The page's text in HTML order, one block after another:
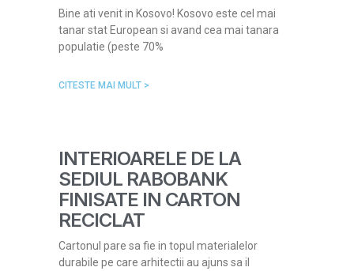
Bine ati venit in Kosovo! Kosovo este cel mai
tanar stat European si avand cea mai tanara
populatie (peste 70%
CITESTE MAI MULT >
INTERIOARELE DE LA
SEDIUL RABOBANK
FINISATE IN CARTON
RECICLAT
Cartonul pare sa fie in topul materialelor
durabile pe care arhitectii au ajuns sa il